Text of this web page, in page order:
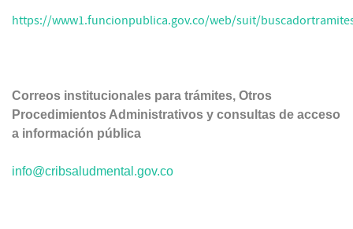
https://www1.funcionpublica.gov.co/web/suit/
Correos institucionales para trámites, Otros
Procedimientos Administrativos y consultas de acceso
a información pública
info@cribsaludmental.gov.co